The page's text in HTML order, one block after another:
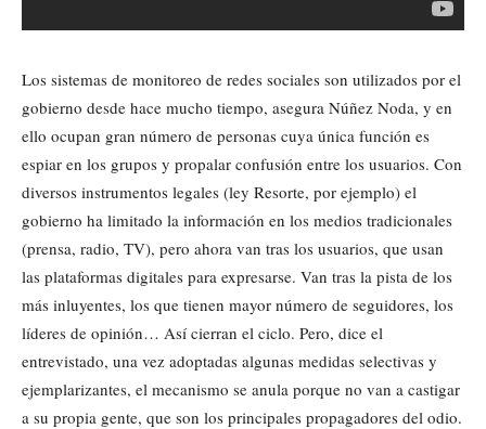
Los sistemas de monitoreo de redes sociales son utilizados por el
gobierno desde hace mucho tiempo, asegura Núñez Noda, y en
ello ocupan gran número de personas cuya única función es
espiar en los grupos y propalar confusión entre los usuarios. Con
diversos instrumentos legales (ley Resorte, por ejemplo) el
gobierno ha limitado la información en los medios tradicionales
(prensa, radio, TV), pero ahora van tras los usuarios, que usan
las plataformas digitales para expresarse. Van tras la pista de los
más inluyentes, los que tienen mayor número de seguidores, los
líderes de opinión… Así cierran el ciclo. Pero, dice el
entrevistado, una vez adoptadas algunas medidas selectivas y
ejemplarizantes, el mecanismo se anula porque no van a castigar
a su propia gente, que son los principales propagadores del odio.